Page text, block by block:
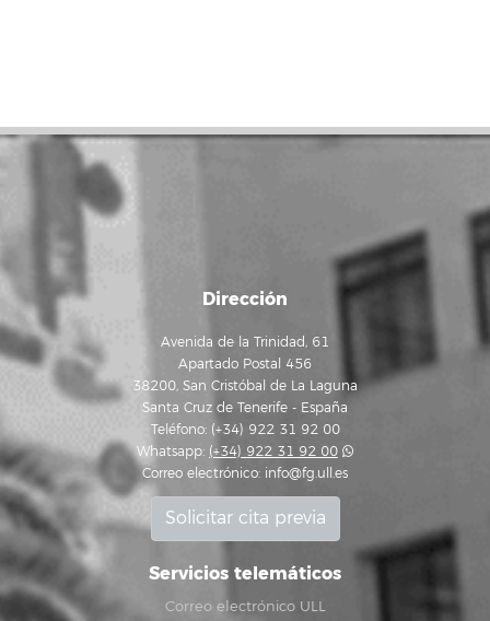
Dirección
Avenida de la Trinidad, 61
Apartado Postal 456
38200, San Cristóbal de La Laguna
Santa Cruz de Tenerife - España
Teléfono: (+34) 922 31 92 00
Whatsapp: (+34) 922 31 92 00
Correo electrónico: info@fg.ull.es
Solicitar cita previa
Servicios telemáticos
Correo electrónico ULL